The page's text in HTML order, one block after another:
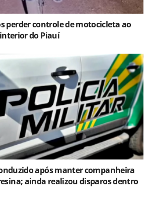
perder controle de motocicleta ao
do Piauí
após manter companheira
ainda realizou disparos dentro